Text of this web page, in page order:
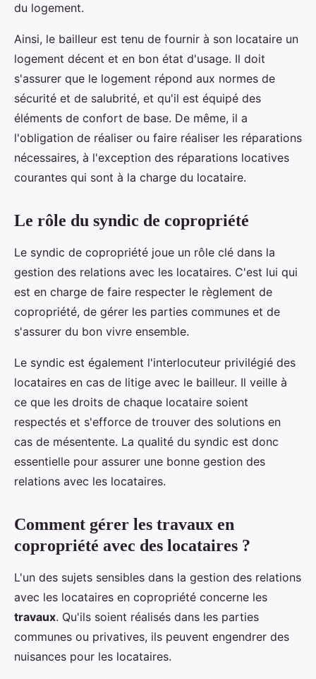
du logement.
Ainsi, le bailleur est tenu de fournir à son locataire un
logement décent et en bon état d'usage. Il doit
s'assurer que le logement répond aux normes de
sécurité et de salubrité, et qu'il est équipé des
éléments de confort de base. De même, il a
l'obligation de réaliser ou faire réaliser les réparations
nécessaires, à l'exception des réparations locatives
courantes qui sont à la charge du locataire.
Le rôle du syndic de copropriété
Le syndic de copropriété joue un rôle clé dans la
gestion des relations avec les locataires. C'est lui qui
est en charge de faire respecter le règlement de
copropriété, de gérer les parties communes et de
s'assurer du bon vivre ensemble.
Le syndic est également l'interlocuteur privilégié des
locataires en cas de litige avec le bailleur. Il veille à
ce que les droits de chaque locataire soient
respectés et s'efforce de trouver des solutions en
cas de mésentente. La qualité du syndic est donc
essentielle pour assurer une bonne gestion des
relations avec les locataires.
Comment gérer les travaux en
copropriété avec des locataires ?
L'un des sujets sensibles dans la gestion des relations
avec les locataires en copropriété concerne les
travaux. Qu'ils soient réalisés dans les parties
communes ou privatives, ils peuvent engendrer des
nuisances pour les locataires.